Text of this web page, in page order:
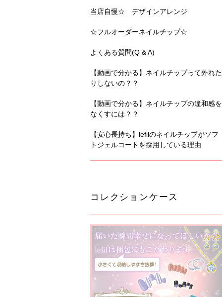
当店自慢☆ デザインアレンジ
☆フルオーダーネイルチップ☆
よくある質問(Q & A)
【動画で分かる】ネイルチップって外れた
りしないの？？
【動画で分かる】ネイルチップの違和感を
なくすには？？
【安心長持ち】lefilのネイルチップがソフ
トジェルコートを採用している理由
コレクションケース